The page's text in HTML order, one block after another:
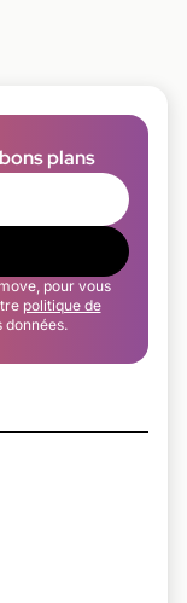
plans
pour vous
politique de
données.